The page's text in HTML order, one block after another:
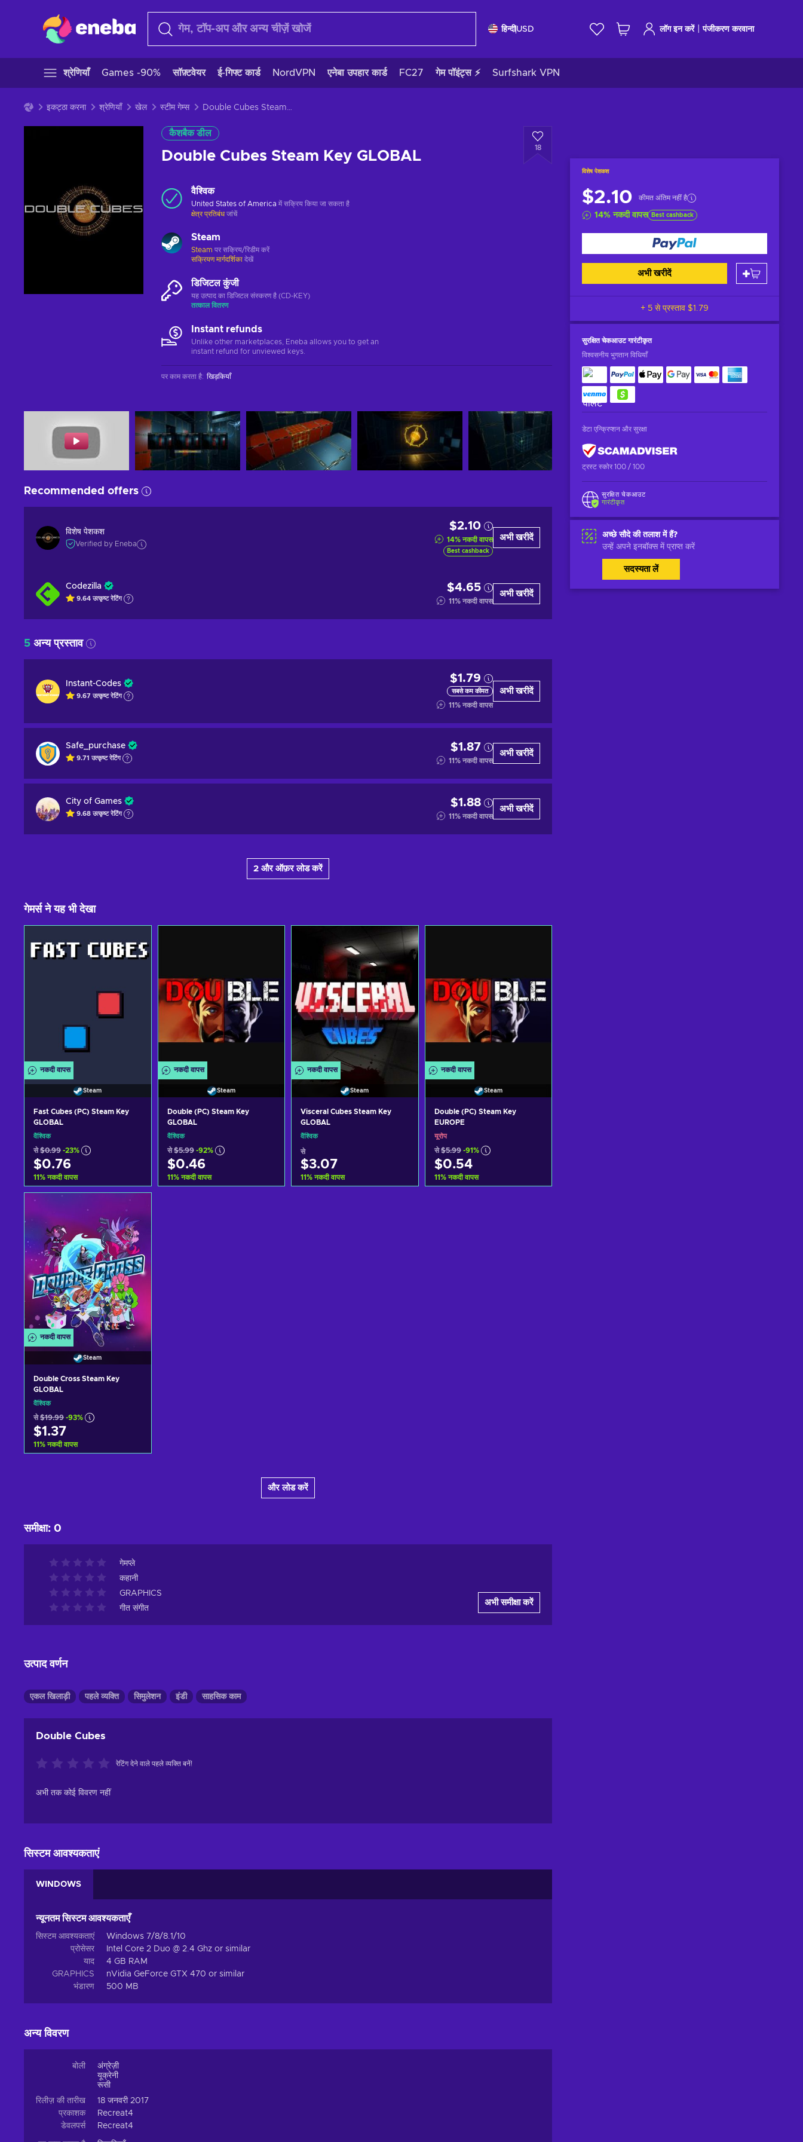
हिन्दीUSD लॉग इन करें|पंजीकरण करवाना
श्रेणियाँ Games -90% सॉफ़्टवेयर ई-गिफ्ट कार्ड NordVPN एनेबा उपहार कार्ड FC27 गेम पॉइंट्स ⚡ Surfshark VPN
इकट्ठा करना श्रेणियाँ खेल स्टीम गेम्स Double Cubes Steam Key GLOBAL
कैशबैक डील
Double Cubes Steam Key GLOBAL
18
विशेष पेशकश
$2.10 कीमत अंतिम नहीं है
14%नकदी वापस Best cashback
अभी खरीदें
+ 5 से प्रस्ताव $1.79
सुरक्षित चेकआउटगारंटीकृत
विश्वसनीय भुगतान विधियाँ
डेटा एन्क्रिप्शन और सुरक्षा
ट्रस्ट स्कोर 100 / 100
सुरक्षित चेकआउट
गारंटीकृत
अच्छे सौदे की तलाश में हैं?
उन्हें अपने इनबॉक्स में प्राप्त करें
सदस्यता लें
वैश्विक
United States of America में सक्रिय किया जा सकता है
क्षेत्र प्रतिबंध जांचें
Steam
Steam पर सक्रिय/रिडीम करें
सक्रियण मार्गदर्शिका देखें
डिजिटल कुंजी
यह उत्पाद का डिजिटल संस्करण है (CD-KEY)
तत्काल वितरण
Instant refunds
Unlike other marketplaces, Eneba allows you to get an
instant refund for unviewed keys.
पर काम करता है: खिड़कियाँ
Recommended offers
विशेष पेशकश
Verified by Eneba
$2.10
14% नकदी वापस
Best cashback
अभी खरीदें
Codezilla
9.64 उत्कृष्टरेटिंग
$4.65
11% नकदी वापस
अभी खरीदें
5 अन्य प्रस्ताव
Instant-Codes
9.67 उत्कृष्टरेटिंग
$1.79
सबसे कम कीमत
11% नकदी वापस
अभी खरीदें
Safe_purchase
9.71 उत्कृष्टरेटिंग
$1.87
11% नकदी वापस
अभी खरीदें
City of Games
9.68 उत्कृष्टरेटिंग
$1.88
11% नकदी वापस
अभी खरीदें
2 और ऑफ़र लोड करें
गेमर्स ने यह भी देखा
नकदी वापस
Steam
Fast Cubes (PC) Steam Key
GLOBAL
वैश्विक
से $0.99 -23%
$0.76
11% नकदी वापस
View offers
नकदी वापस
Steam
Double (PC) Steam Key
GLOBAL
वैश्विक
से $5.99 -92%
$0.46
11% नकदी वापस
नकदी वापस
Steam
Visceral Cubes Steam Key
GLOBAL
वैश्विक
से
$3.07
11% नकदी वापस
नकदी वापस
Steam
Double (PC) Steam Key
EUROPE
यूरोप
से $5.99 -91%
$0.54
11% नकदी वापस
नकदी वापस
Steam
Double Cross Steam Key
GLOBAL
वैश्विक
से $19.99 -93%
$1.37
11% नकदी वापस
और लोड करें
समीक्षा: 0
गेमप्ले
कहानी
GRAPHICS
गीत संगीत
अभी समीक्षा करें
उत्पाद वर्णन
एकल खिलाड़ी पहले व्यक्ति सिमुलेशन इंडी साहसिक काम
Double Cubes
रेटिंग देने वाले पहले व्यक्ति बनें!
अभी तक कोई विवरण नहीं
सिस्टम आवश्यकताएं
WINDOWS
न्यूनतम सिस्टम आवश्यकताएँ
सिस्टम आवश्यकताएं
Windows 7/8/8.1/10
प्रोसेसर
Intel Core 2 Duo @ 2.4 Ghz or similar
याद
4 GB RAM
GRAPHICS
nVidia GeForce GTX 470 or similar
भंडारण
500 MB
अन्य विवरण
बोली
अंग्रेज़ी
यूक्रेनी
रूसी
रिलीज़ की तारीख
18 जनवरी 2017
प्रकाशक
Recreat4
डेवलपर्स
Recreat4